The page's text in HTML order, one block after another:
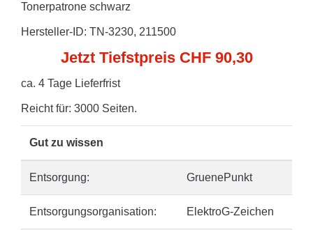
Tonerpatrone schwarz
Hersteller-ID: TN-3230, 211500
Jetzt Tiefstpreis CHF 90,30
ca. 4 Tage Lieferfrist
Reicht für: 3000 Seiten.
Gut zu wissen
Entsorgung: GruenePunkt
Entsorgungsorganisation: ElektroG-Zeichen